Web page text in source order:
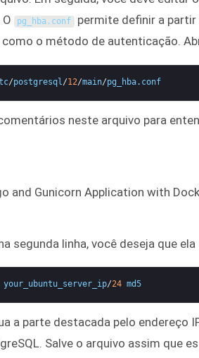
O pg_hba . conf
permite definir a
como o método de autenticação.
/postgresql /12/main/pg_hba. conf
neste arquivo para
segunda linha, você deseja que
your_ubuntu_server_ip/24 md5
a parte destacada pelo endereço
Salve o arquivo assim que